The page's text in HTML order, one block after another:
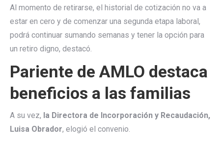
Al momento de retirarse, el historial de cotización no va a
estar en cero y de comenzar una segunda etapa laboral,
podrá continuar sumando semanas y tener la opción para
un retiro digno, destacó.
Pariente de AMLO destaca
beneficios a las familias
A su vez, la Directora de Incorporación y Recaudación,
Luisa Obrador, elogió el convenio.